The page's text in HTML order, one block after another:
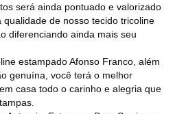
será ainda pontuado e valorizado
qualidade de nosso tecido tricoline
diferenciando ainda mais seu
estampado Afonso Franco, além
genuína, você terá o melhor
casa todo o carinho e alegria que